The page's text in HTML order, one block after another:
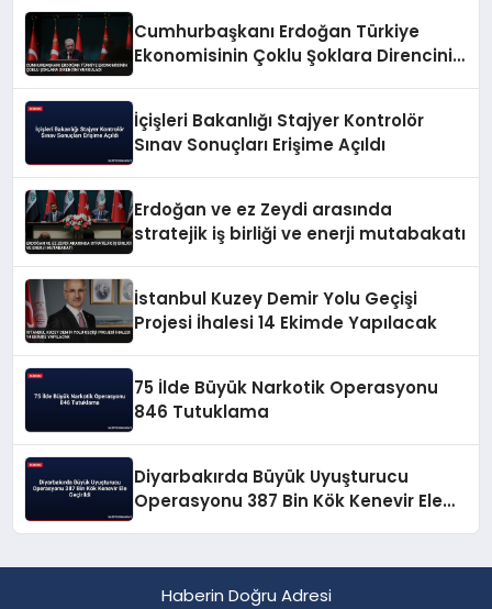
Cumhurbaşkanı Erdoğan Türkiye
Ekonomisinin Çoklu Şoklara Direncini
İçişleri Bakanlığı Stajyer Kontrolör
Sınav Sonuçları Erişime Açıldı
Erdoğan ve ez Zeydi arasında
stratejik iş birliği ve enerji mutabakatı
İstanbul Kuzey Demir Yolu Geçişi
Projesi İhalesi 14 Ekimde Yapılacak
75 İlde Büyük Narkotik Operasyonu
846 Tutuklama
Diyarbakırda Büyük Uyuşturucu
Operasyonu 387 Bin Kök Kenevir Ele
Haberin Doğru Adresi